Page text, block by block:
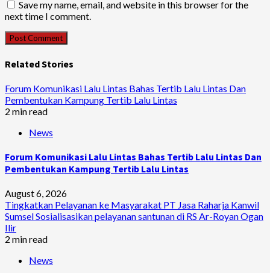
Save my name, email, and website in this browser for the
next time I comment.
Related Stories
Forum Komunikasi Lalu Lintas Bahas Tertib Lalu Lintas Dan
Pembentukan Kampung Tertib Lalu Lintas
2 min read
News
Forum Komunikasi Lalu Lintas Bahas Tertib Lalu Lintas Dan
Pembentukan Kampung Tertib Lalu Lintas
August 6, 2026
Tingkatkan Pelayanan ke Masyarakat PT Jasa Raharja Kanwil
Sumsel Sosialisasikan pelayanan santunan di RS Ar-Royan Ogan
Ilir
2 min read
News